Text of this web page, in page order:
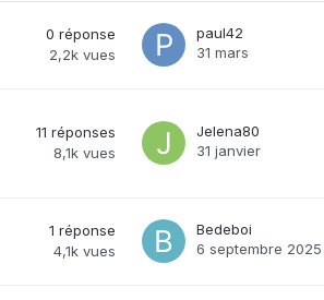
0 réponse
2,2k vues
paul42
31 mars
11 réponses
8,1k vues
Jelena80
31 janvier
1 réponse
4,1k vues
Bedeboi
6 septembre 2025